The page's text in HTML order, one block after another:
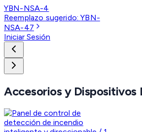
YBN-NSA-4
Reemplazo sugerido:YBN-
NSA-47
Iniciar Sesión
Accesorios y Dispositivos